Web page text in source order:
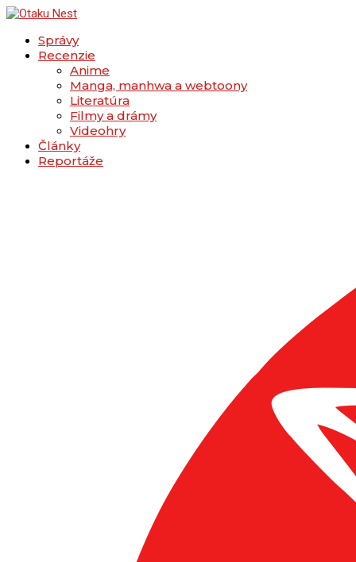
Správy
Recenzie
Anime
Manga, manhwa a webtoony
Literatúra
Filmy a drámy
Videohry
Články
Reportáže